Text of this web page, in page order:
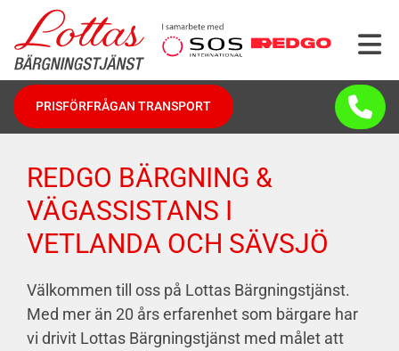
PRISFÖRFRÅGAN TRANSPORT
REDGO BÄRGNING &
VÄGASSISTANS I
VETLANDA OCH SÄVSJÖ
Välkommen till oss på Lottas Bärgningstjänst.
Med mer än 20 års erfarenhet som bärgare har
vi drivit Lottas Bärgningstjänst med målet att